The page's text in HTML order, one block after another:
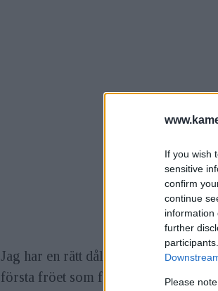
If you wish
sensitive
confirm
continue
information
further
Please
Jag har en rätt dålig strategi när det
första fröet som föds sakta men